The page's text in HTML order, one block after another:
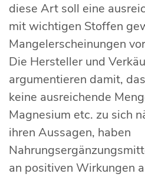
diese Art soll eine
mit wichtigen Stoffen
Mangelerscheinungen
Die Hersteller und
argumentieren damit,
keine ausreichende
Magnesium etc. zu sich
ihren Aussagen, haben
an positiven Wirkungen